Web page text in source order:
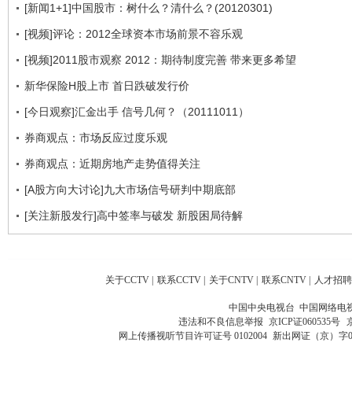
[新闻1+1]中国股市：树什么？清什么？(20120301)
[视频]评论：2012全球资本市场前景不容乐观
[视频]2011股市观察 2012：期待制度完善 带来更多希望
新华保险H股上市 首日跌破发行价
[今日观察]汇金出手 信号几何？（20111011）
券商观点：市场反应过度乐观
券商观点：近期房地产走势值得关注
[A股方向大讨论]九大市场信号研判中期底部
[关注新股发行]高中签率与破发 新股困局待解
关于CCTV | 联系CCTV | 关于CNTV | 联系CNTV | 人才招聘
中国中央电视台 中国网络电
违法和不良信息举报 京ICP证060535号
网上传播视听节目许可证号 0102004 新出网证（京）